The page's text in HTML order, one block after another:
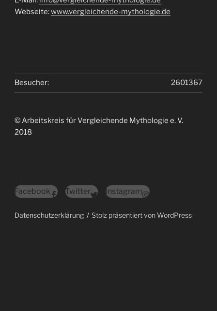
Webseite:www.vergleichende-mythologie.de
2601367
Besucher:
© Arbeitskreis für Vergleichende Mythologie e. V.
2018
Facebook Twitter Instagram
Datenschutzerklärung Stolz präsentiert von WordPress